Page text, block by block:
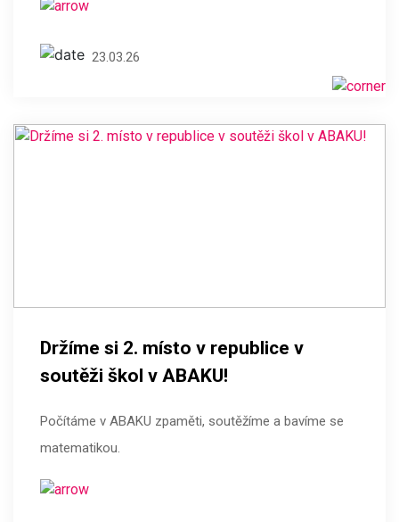
23.03.26
Držíme si 2. místo v republice v
soutěži škol v ABAKU!
Počítáme v ABAKU zpaměti, soutěžíme a bavíme se
matematikou.